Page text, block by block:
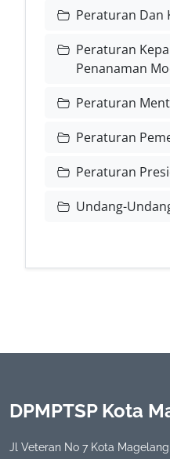
Peraturan Dan
Peraturan
Penanaman
Peraturan
Peraturan
Peraturan
Undang-
DPMPTSP Kota
Jl Veteran No 7 Kota Magelang